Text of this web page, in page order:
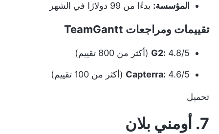
المؤسسة: بدءًا من 99 دولارًا في الشهر
تقييمات ومراجعات TeamGantt
G2: 4.8/5 (أكثر من 800 تقييم)
Capterra: 4.6/5 (أكثر من 100 تقييم)
تحميل
7. أومني بلان